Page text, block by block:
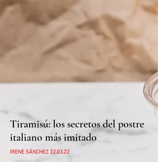
Tiramisú: los secretos del postre
italiano más imitado
IRENE SÁNCHEZ 22.03.22